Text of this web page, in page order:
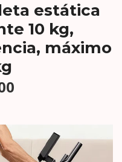
estática
10 kg,
máximo